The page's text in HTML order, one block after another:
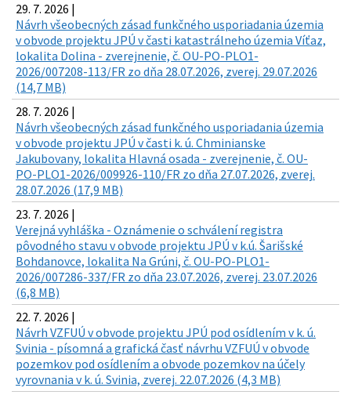
29. 7. 2026 |
Návrh všeobecných zásad funkčného usporiadania územia
v obvode projektu JPÚ v časti katastrálneho územia Víťaz,
lokalita Dolina - zverejnenie, č. OU-PO-PLO1-
2026/007208-113/FR zo dňa 28.07.2026, zverej. 29.07.2026
(14,7 MB)
28. 7. 2026 |
Návrh všeobecných zásad funkčného usporiadania územia
v obvode projektu JPÚ v časti k. ú. Chminianske
Jakubovany, lokalita Hlavná osada - zverejnenie, č. OU-
PO-PLO1-2026/009926-110/FR zo dňa 27.07.2026, zverej.
28.07.2026 (17,9 MB)
23. 7. 2026 |
Verejná vyhláška - Oznámenie o schválení registra
pôvodného stavu v obvode projektu JPÚ v k.ú. Šarišské
Bohdanovce, lokalita Na Grúni, č. OU-PO-PLO1-
2026/007286-337/FR zo dňa 23.07.2026, zverej. 23.07.2026
(6,8 MB)
22. 7. 2026 |
Návrh VZFUÚ v obvode projektu JPÚ pod osídlením v k. ú.
Svinia - písomná a grafická časť návrhu VZFUÚ v obvode
pozemkov pod osídlením a obvode pozemkov na účely
vyrovnania v k. ú. Svinia, zverej. 22.07.2026 (4,3 MB)